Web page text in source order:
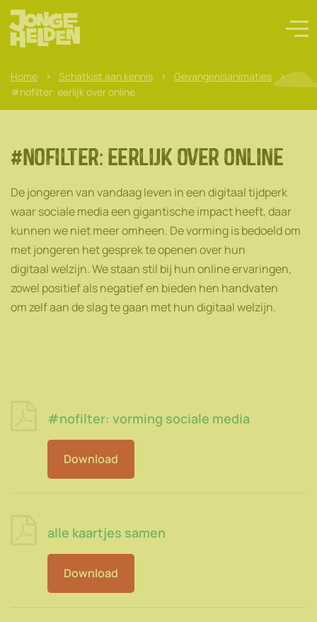
Home > Schatkist aan kennis > Gevangenisanimaties >
#nofilter: eerlijk over online
#nofilter: eerlijk over online
De jongeren van vandaag leven in een digitaal tijdperk
waar sociale media een gigantische impact heeft, daar
kunnen we niet meer omheen. De vorming is bedoeld om
met jongeren het gesprek te openen over hun
digitaal welzijn. We staan stil bij hun online ervaringen,
zowel positief als negatief en bieden hen handvaten
om zelf aan de slag te gaan met hun digitaal welzijn.
#nofilter: vorming sociale media
Download
alle kaartjes samen
Download